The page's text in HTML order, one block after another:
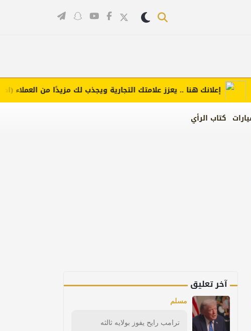
كتاب الرأي
إعلانك هنا .. يعزز علامتك التجارية ويجذب لك مزيدًا من العملاء (اضغط
آخر تعليق
مسلم
ترامب رايح يفوز بولايه ثالثه